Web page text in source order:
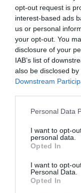
opt-out request is
interest-based ads
us or personal
your opt-out. You
disclosure of your
IAB’s list of
also be disclosed
Downstream
Please note that
not limited to your
grant or deny
use your data for
consent section.
Personal Data
I want to opt-
personal data.
Opted In
I want to opt-
Personal Data.
Opted In